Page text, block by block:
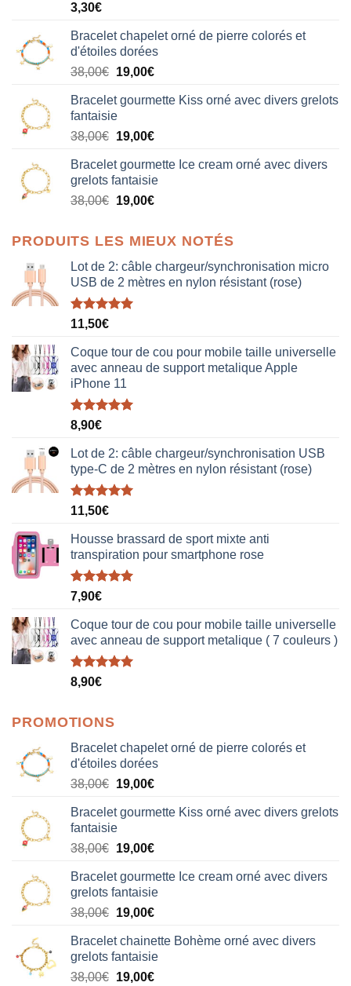
3,30€
Bracelet chapelet orné de pierre colorés et
d'étoiles dorées
38,00€ Le
initial
était :
38,00€.
19,00€Le
actuel
19,00€.
Bracelet gourmette Kiss orné avec divers grelots
fantaisie
38,00€ Le
initial
était :
38,00€.
19,00€Le
actuel
est :
19,00€.
Bracelet gourmette Ice cream orné avec divers
grelots fantaisie
38,00€ Le
initial
était :
38,00€.
19,00€Le
actuel
est :
19,00€.
PRODUITS LES MIEUX NOTÉS
Lot de 2: câble chargeur/synchronisation micro
USB de 2 mètres en nylon résistant (rose)
Note5.00
11,50€
Coque tour de cou pour mobile taille universelle
avec anneau de support metalique Apple
iPhone 11
Note5.00
8,90€
Lot de 2: câble chargeur/synchronisation USB
type-C de 2 mètres en nylon résistant (rose)
Note5.00
11,50€
Housse brassard de sport mixte anti
transpiration pour smartphone rose
Note5.00
7,90€
Coque tour de cou pour mobile taille universelle
avec anneau de support metalique ( 7 couleurs )
Note5.00
8,90€
PROMOTIONS
Bracelet chapelet orné de pierre colorés et
d'étoiles dorées
38,00€ Le
initial
était :
38,00€.
19,00€Le
actuel
19,00€.
Bracelet gourmette Kiss orné avec divers grelots
fantaisie
38,00€ Le
initial
était :
38,00€.
19,00€Le
actuel
est :
19,00€.
Bracelet gourmette Ice cream orné avec divers
grelots fantaisie
38,00€ Le
initial
était :
38,00€.
19,00€Le
actuel
est :
19,00€.
Bracelet chainette Bohème orné avec divers
grelots fantaisie
38,00€ Le
19,00€Le